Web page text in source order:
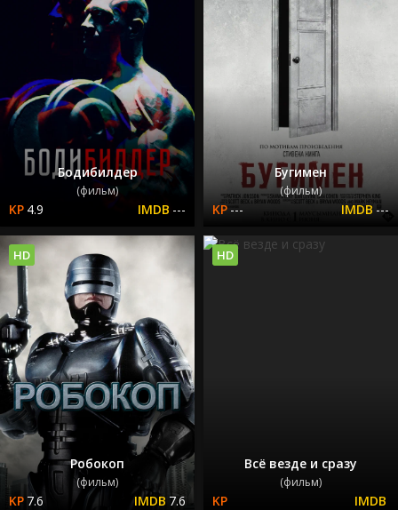
Бодибилдер
(фильм)
4.9 ---
Бугимен
(фильм)
--- ---
Робокоп
(фильм)
7.6 7.6
HD
Всё везде и сразу
(фильм)
HD